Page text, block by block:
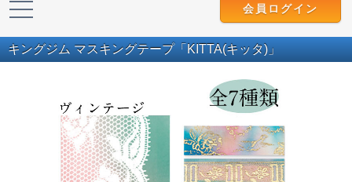
会員ログイン
キングジム マスキングテープ「KITTA(キッタ)」